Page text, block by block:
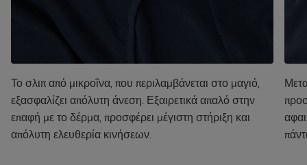
Το σλιπ από μικροΐνα, που περιλαμβάνεται στο μαγιό,
εξασφαλίζει απόλυτη άνεση. Εξαιρετικά απαλό στην
επαφή με το δέρμα, προσφέρει μέγιστη στήριξη και
απόλυτη ελευθερία κινήσεων.